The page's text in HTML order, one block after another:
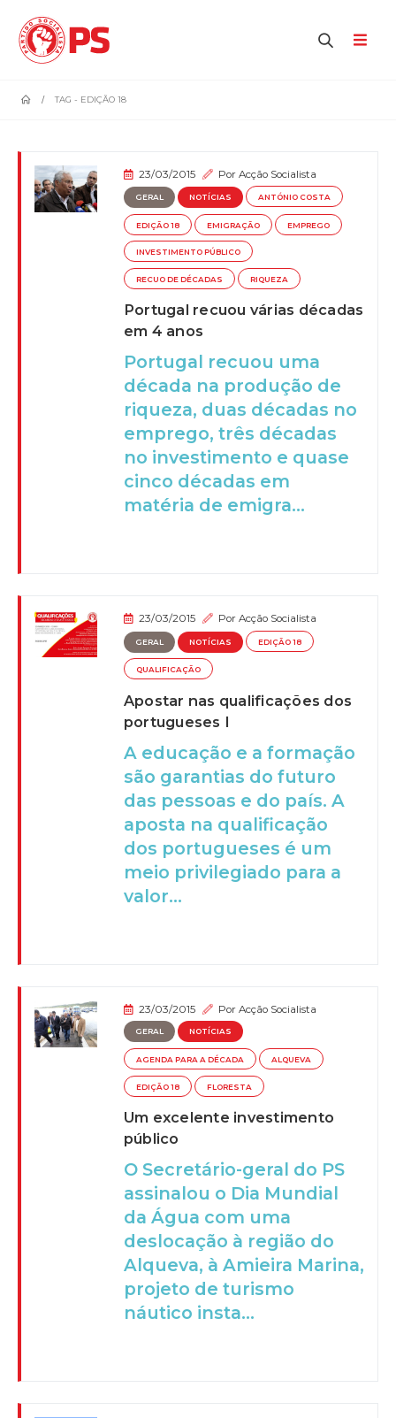
TAG - EDIÇÃO 18
23/03/2015 PorAcção Socialista
GERAL NOTÍCIAS ANTÓNIO COSTA
EDIÇÃO 18 EMIGRAÇÃO EMPREGO
INVESTIMENTO PÚBLICO
RECUO DE DÉCADAS RIQUEZA
Portugal recuou várias décadas
em 4 anos
Portugal recuou uma
década na produção de
riqueza, duas décadas no
emprego, três décadas
no investimento e quase
cinco décadas em
matéria de emigra...
23/03/2015 PorAcção Socialista
GERAL NOTÍCIAS EDIÇÃO 18
QUALIFICAÇÃO
Apostar nas qualificações dos
portugueses I
A educação e a formação
são garantias do futuro
das pessoas e do país. A
aposta na qualificação
dos portugueses é um
meio privilegiado para a
valor...
23/03/2015 PorAcção Socialista
GERAL NOTÍCIAS
AGENDA PARA A DÉCADA ALQUEVA
EDIÇÃO 18 FLORESTA
Um excelente investimento
público
O Secretário-geral do PS
assinalou o Dia Mundial
da Água com uma
deslocação à região do
Alqueva, à Amieira Marina,
projeto de turismo
náutico insta...